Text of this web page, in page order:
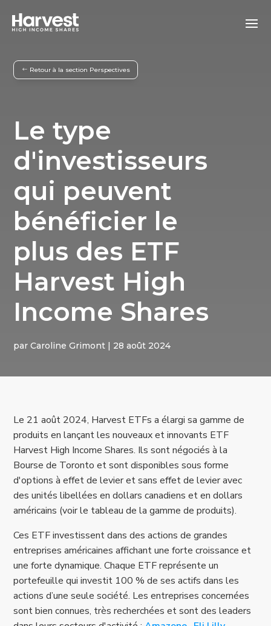
Retour à la section Perspectives
Le type
d'investisseurs
qui peuvent
bénéficier le
plus des ETF
Harvest High
Income Shares
par Caroline Grimont | 28 août 2024
Le 21 août 2024, Harvest ETFs a élargi sa gamme de
produits en lançant les nouveaux et innovants ETF
Harvest High Income Shares. Ils sont négociés à la
Bourse de Toronto et sont disponibles sous forme
d'options à effet de levier et sans effet de levier avec
des unités libellées en dollars canadiens et en dollars
américains (voir le tableau de la gamme de produits).
Ces ETF investissent dans des actions de grandes
entreprises américaines affichant une forte croissance et
une forte dynamique. Chaque ETF représente un
portefeuille qui investit 100 % de ses actifs dans les
actions d’une seule société. Les entreprises concernées
sont bien connues, très recherchées et sont des leaders